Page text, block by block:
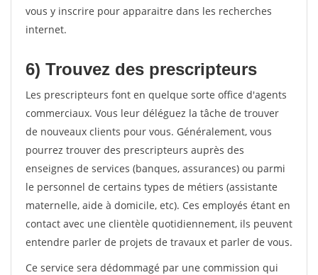
vous y inscrire pour apparaitre dans les recherches
internet.
6) Trouvez des prescripteurs
Les prescripteurs font en quelque sorte office d'agents
commerciaux. Vous leur déléguez la tâche de trouver
de nouveaux clients pour vous. Généralement, vous
pourrez trouver des prescripteurs auprès des
enseignes de services (banques, assurances) ou parmi
le personnel de certains types de métiers (assistante
maternelle, aide à domicile, etc). Ces employés étant en
contact avec une clientèle quotidiennement, ils peuvent
entendre parler de projets de travaux et parler de vous.
Ce service sera dédommagé par une commission qui